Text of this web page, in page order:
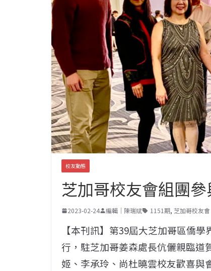
校友動態
芝加哥校友會組團
2023-02-24 編輯｜陳瑞斌 1151期, 芝加哥校友會
【本刊訊】第39屆大芝加哥區僑
行，駐芝加哥姜森處長伉儷親臨道
姬、李承玲、尚杜曉雲校友歡喜與